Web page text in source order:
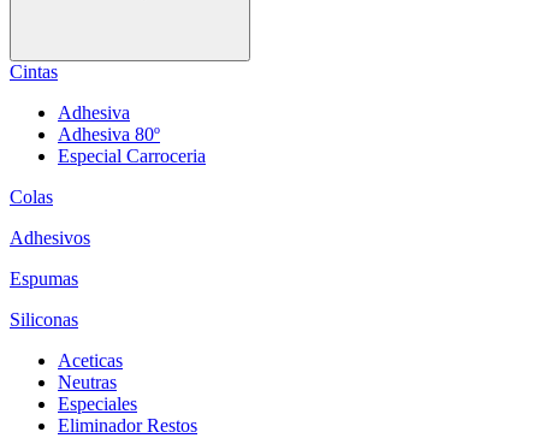
Cintas
Adhesiva
Adhesiva 80º
Especial Carroceria
Colas
Adhesivos
Espumas
Siliconas
Aceticas
Neutras
Especiales
Eliminador Restos